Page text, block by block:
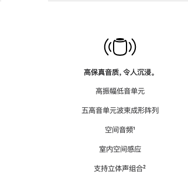
高保真音质，令人沉浸。
高振幅低音单元
五高音单元波束成形阵列
空间音频脚
¹
室内空间感应
支持立体声组合脚
²